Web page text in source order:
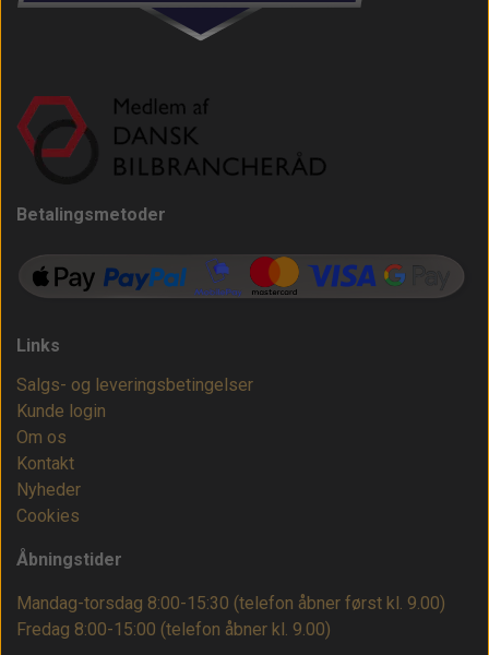
Betalingsmetoder
Links
Salgs- og leveringsbetingelser
Kunde login
Om os
Kontakt
Nyheder
Cookies
Åbningstider
Mandag-torsdag 8:00-15:30 (telefon åbner først kl. 9.00)
Fredag 8:00-15:00 (telefon åbner kl. 9.00)